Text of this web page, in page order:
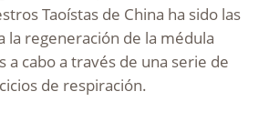
Taoístas de China ha sido las
la regeneración de la médula
a cabo a través de una serie de
de respiración.